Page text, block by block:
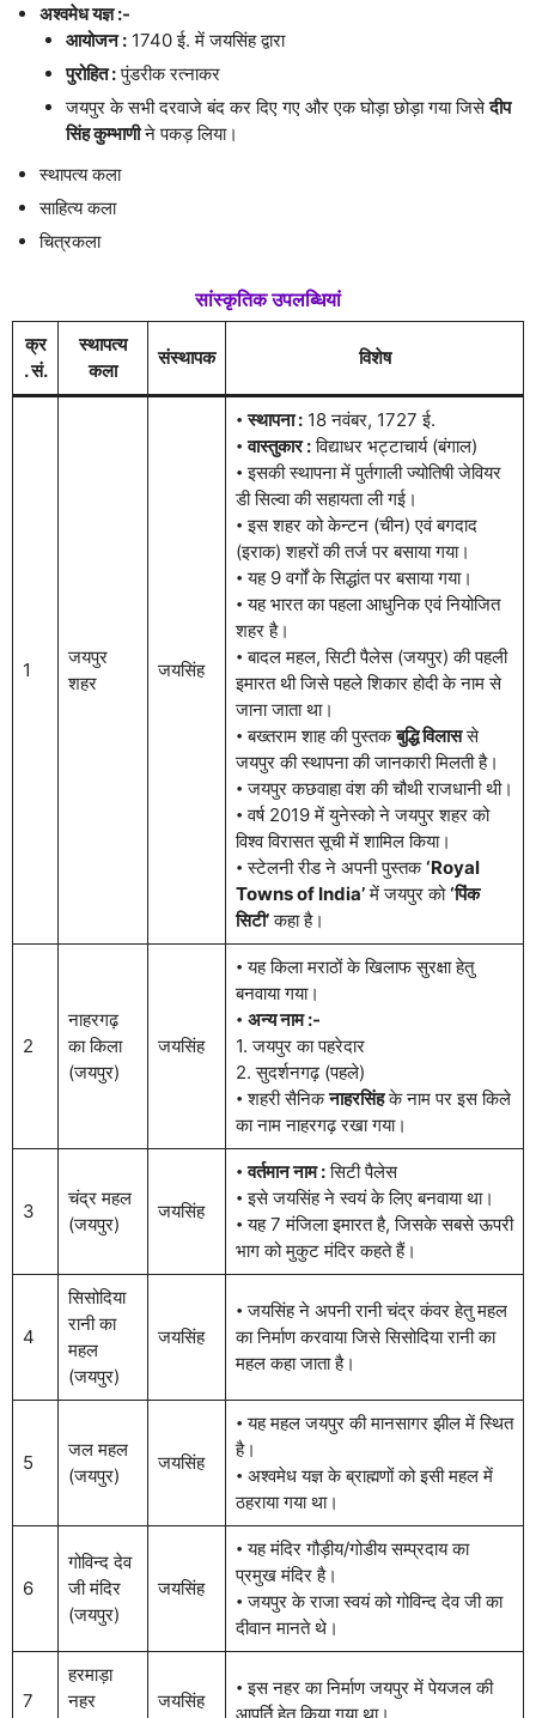
अश्वमेध यज्ञ :-
आयोजन : 1740 ई. में जयसिंह द्वारा
पुरोहित :पुंडरीक रत्नाकर
जयपुर के सभी दरवाजे बंद कर दिए गए और एक घोड़ा छोड़ा गया जिसेदीप
सिंह कुम्भाणीने पकड़ लिया।
स्थापत्य कला
साहित्य कला
चित्रकला
सांस्कृतिक उपलब्धियां
क्र
. सं.
स्थापत्य
कला
संस्थापक विशेष
1
जयपुर
शहर
जयसिंह
𑇐स्थापना : 18 नवंबर, 1727 ई.
𑇐वास्तुकार :विद्याधर भट्टाचार्य (बंगाल)
𑇐 इसकी स्थापना में पुर्तगाली ज्योतिषी जेवियर
डी सिल्वा की सहायता ली गई।
𑇐 इस शहर को केन्टन (चीन) एवं बगदाद
(इराक) शहरों की तर्ज पर बसाया गया।
𑇐 यह 9 वर्गों के सिद्धांत पर बसाया गया।
𑇐 यह भारत का पहला आधुनिक एवं नियोजित
शहर है।
𑇐 बादल महल, सिटी पैलेस (जयपुर) की पहली
इमारत थी जिसे पहले शिकार होदी के नाम से
जाना जाता था।
𑇐 बख्तराम शाह की पुस्तकबुद्धि विलाससे
जयपुर की स्थापना की जानकारी मिलती है।
𑇐 जयपुर कछवाहा वंश की चौथी राजधानी थी।
𑇐 वर्ष 2019 में युनेस्को ने जयपुर शहर को
विश्व विरासत सूची में शामिल किया।
𑇐 स्टेलनी रीड ने अपनी पुस्तक‘Royal
Towns of India’में जयपुर को‘पिंक
सिटी’कहा है।
2
नाहरगढ़
का किला
(जयपुर)
जयसिंह
𑇐 यह किला मराठों के खिलाफ सुरक्षा हेतु
बनवाया गया।
𑇐 अन्य नाम :-
1. जयपुर का पहरेदार
2. सुदर्शनगढ़ (पहले)
𑇐 शहरी सैनिकनाहरसिंहके नाम पर इस किले
का नाम नाहरगढ़ रखा गया।
3
चंद्र महल
(जयपुर)
जयसिंह
𑇐वर्तमान नाम :सिटी पैलेस
𑇐 इसे जयसिंह ने स्वयं के लिए बनवाया था।
𑇐 यह 7 मंजिला इमारत है, जिसके सबसे ऊपरी
भाग को मुकुट मंदिर कहते हैं।
4
सिसोदिया
रानी का
महल
(जयपुर)
जयसिंह
𑇐 जयसिंह ने अपनी रानी चंद्र कंवर हेतु महल
का निर्माण करवाया जिसे सिसोदिया रानी का
महल कहा जाता है।
5
जल महल
(जयपुर)
जयसिंह
𑇐 यह महल जयपुर की मानसागर झील में स्थित
है।
𑇐 अश्वमेध यज्ञ के ब्राह्मणों को इसी महल में
ठहराया गया था।
6
गोविन्द देव
जी मंदिर
(जयपुर)
जयसिंह
𑇐 यह मंदिर गौड़ीय/गोडीय सम्प्रदाय का
प्रमुख मंदिर है।
𑇐 जयपुर के राजा स्वयं को गोविन्द देव जी का
दीवान मानते थे।
7
हरमाड़ा
नहर
जयसिंह
𑇐 इस नहर का निर्माण जयपुर में पेयजल की